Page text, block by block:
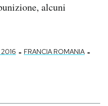
alcuni
- FRANCIA ROMANIA -